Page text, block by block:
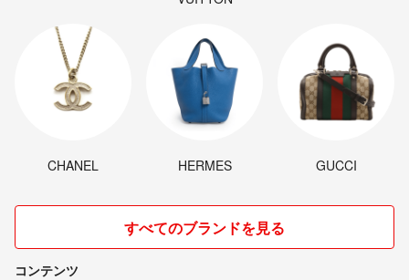
CHANEL HERMES GUCCI
すべてのブランドを見る
コンテンツ